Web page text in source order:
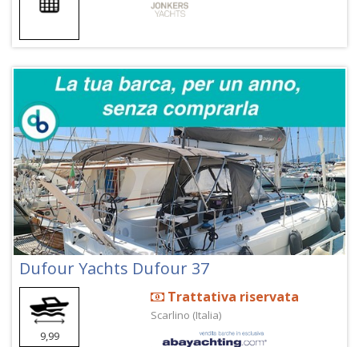
Dufour Yachts Dufour 37
9,99
Trattativa riservata
Scarlino (Italia)